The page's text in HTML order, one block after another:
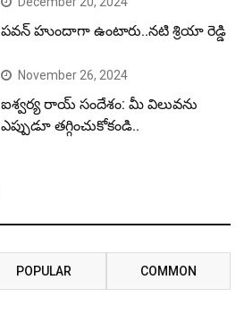
పవన్ హుందాగా ఉంటారు..నటి శ్రియా రెడ్డి
November 26, 2024
ఐశ్వర్య రాయ్ సందేశం: మీ విలువను
ఎప్పుడూ తగ్గించుకోకండి..
POPULAR COMMON